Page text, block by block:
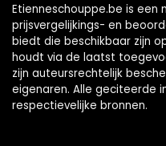
Etienneschouppe.be is een
prijsvergelijkings- en
biedt die beschikbaar zijn
houdt via de laatst
zijn auteursrechtelijk
eigenaren. Alle geciteerde
respectievelijke bronnen.